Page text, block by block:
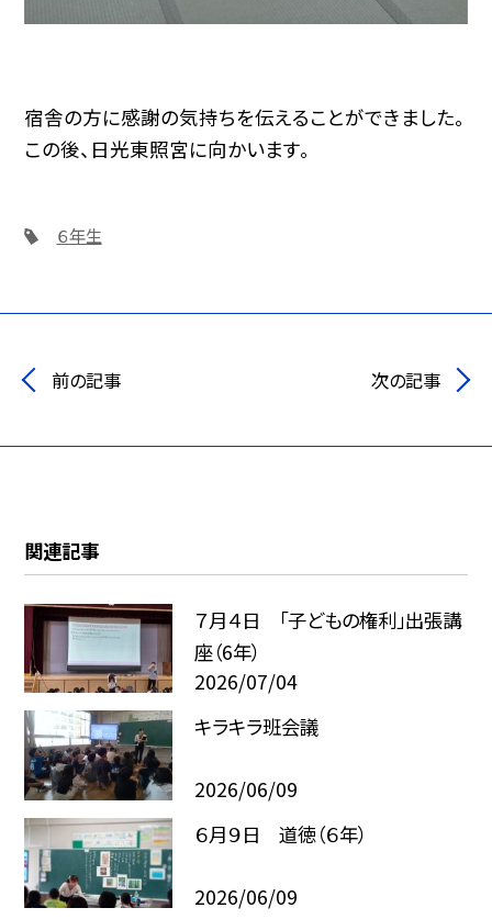
宿舎の方に感謝の気持ちを伝えることができました。
この後、日光東照宮に向かいます。
６年生
前の記事 次の記事
関連記事
７月４日 「子どもの権利」出張講
座（6年）
2026/07/04
キラキラ班会議
2026/06/09
６月９日 道徳（６年）
2026/06/09